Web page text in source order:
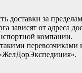
доставки за
зависят от адреса
компании.
перевозчиками